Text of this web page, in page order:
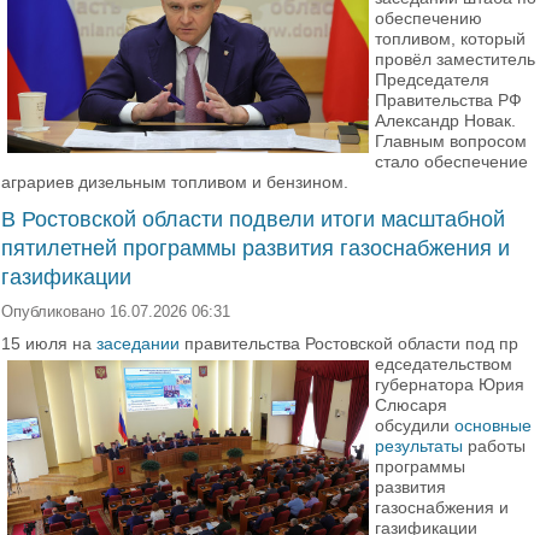
обеспечению
топливом, который
провёл заместитель
Председателя
Правительства РФ
Александр Новак.
Главным вопросом
стало обеспечение
аграриев дизельным топливом и бензином.
В Ростовской области подвели итоги масштабной
пятилетней программы развития газоснабжения и
газификации
Опубликовано 16.07.2026 06:31
15 июля на заседании правительства Ростовской области под пр
едседательством
губернатора Юрия
Слюсаря
обсудили основные
результаты работы
программы
развития
газоснабжения и
газификации